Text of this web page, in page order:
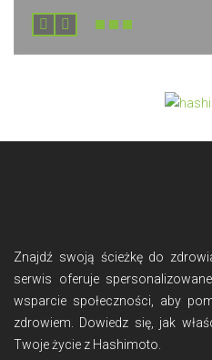
Znajdź swoją ścieżkę do
serwis oferuje
wsparcie społeczności, aby
zdrowiem. Dowiedz się, jak
Twoje życie z Hashimoto.